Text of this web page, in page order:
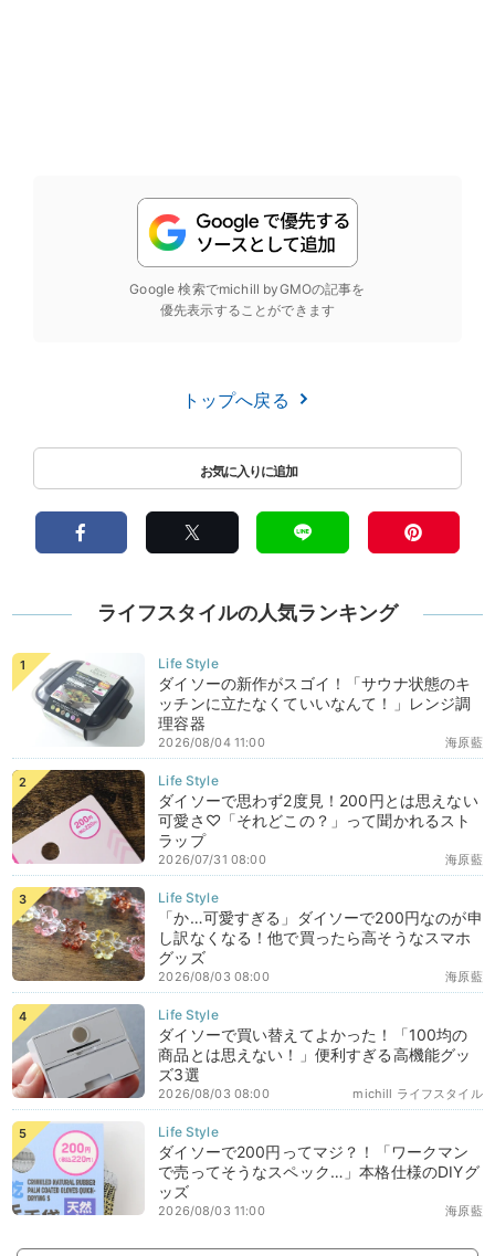
Google 検索でmichill byGMOの記事を
優先表示することができます
トップへ戻る
ライフスタイルの人気ランキング
ダイソーの新作がスゴイ！「サウナ状態のキ
ッチンに立たなくていいなんて！」レンジ調
理容器
海原藍
2026/08/04 11:00
ダイソーで思わず2度見！200円とは思えない
可愛さ♡「それどこの？」って聞かれるスト
ラップ
海原藍
2026/07/31 08:00
「か…可愛すぎる」ダイソーで200円なのが申
し訳なくなる！他で買ったら高そうなスマホ
グッズ
海原藍
2026/08/03 08:00
ダイソーで買い替えてよかった！「100均の
商品とは思えない！」便利すぎる高機能グッ
ズ3選
michill ライフスタイル
2026/08/03 08:00
ダイソーで200円ってマジ？！「ワークマン
で売ってそうなスペック…」本格仕様のDIYグ
ッズ
海原藍
2026/08/03 11:00